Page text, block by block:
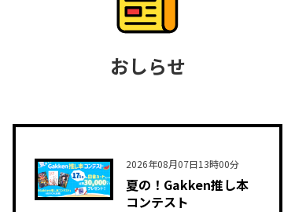
おしらせ
2026年08月07日13時00分
夏の！Gakken推し本
コンテスト